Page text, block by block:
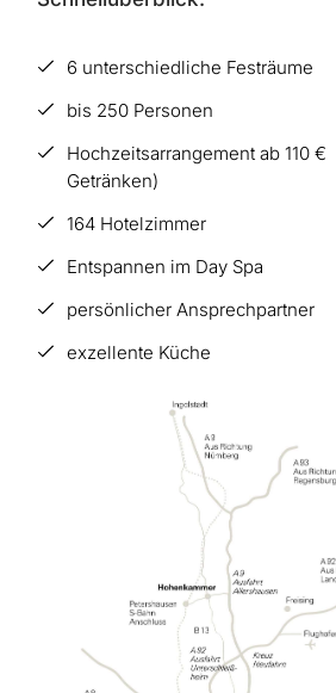
6 unterschiedliche Festräume
bis 250 Personen
Hochzeitsarrangement ab 110
Getränken)
164 Hotelzimmer
Entspannen im Day Spa
persönlicher Ansprechpartner
exzellente Küche